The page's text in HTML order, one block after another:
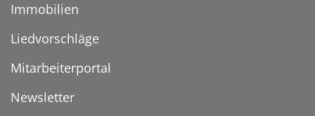
Immobilien
Liedvorschläge
Mitarbeiterportal
Newsletter